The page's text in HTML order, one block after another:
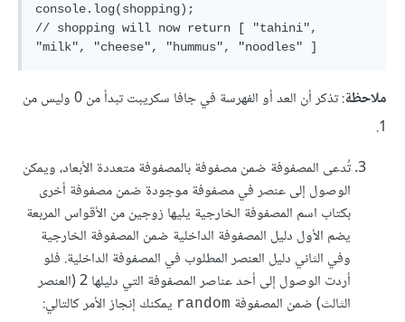
console.log(shopping);
// shopping will now return [ "tahini",
ملاحظة
: تذكر أن العد أو الفهرسة في جافا سكريبت تبدأ من 0 وليس من
1.
تُدعى المصفوفة ضمن مصفوفة بالمصفوفة متعددة الأبعاد، ويمكن
الوصول إلى عنصر في مصفوفة موجودة ضمن مصفوفة أخرى
بكتاب اسم المصفوفة الخارجية يليها زوجين من الأقواس المربعة
يضم الأول دليل المصفوفة الداخلية ضمن المصفوفة الخارجية
وفي الثاني دليل العنصر المطلوب في المصفوفة الداخلية. فلو
أردت الوصول إلى أحد عناصر المصفوفة التي دليلها 2 (العنصر
الثالث) ضمن المصفوفة random يمكنك إنجاز الأمر كالتالي: